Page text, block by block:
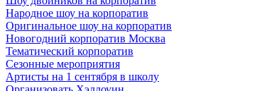
Народное шоу на корпоратив
Оригинальное шоу на корпоратив
Новогодний корпоратив Москва
Тематический корпоратив
Сезонные мероприятия
Артисты на 1 сентября в школу